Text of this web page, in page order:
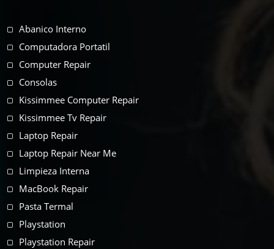
Abanico Interno
Computadora Portatil
Computer Repair
Consolas
Kissimmee Computer Repair
Kissimmee Tv Repair
Laptop Repair
Laptop Repair Near Me
Limpieza Interna
MacBook Repair
Pasta Termal
Playstation
Playstation Repair